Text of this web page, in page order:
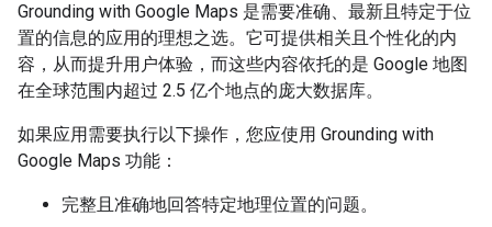
Grounding with Google Maps 是需要准确、最新且特定于位
置的信息的应用的理想之选。它可提供相关且个性化的内
容，从而提升用户体验，而这些内容依托的是 Google 地图
在全球范围内超过 2.5 亿个地点的庞大数据库。
如果应用需要执行以下操作，您应使用 Grounding with
Google Maps 功能：
完整且准确地回答特定地理位置的问题。